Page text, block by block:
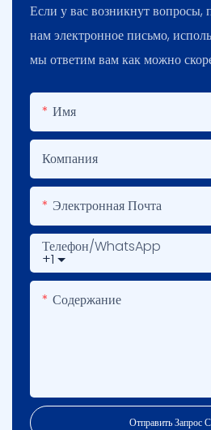
Если у вас возникнут вопросы,
нам электронное письмо,
мы ответим вам как можно
Имя
Компания
Электронная Почта
+1
Телефон/WhatsApp
Содержание
Отправить Запрос